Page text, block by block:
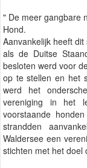
" De meer gangbare
Hond.
Aanvankelijk heeft
als de Duitse
besloten werd voor
op te stellen en het
werd het
vereniging in het
voorstaande
strandden
Waldersee een
stichten met het doel